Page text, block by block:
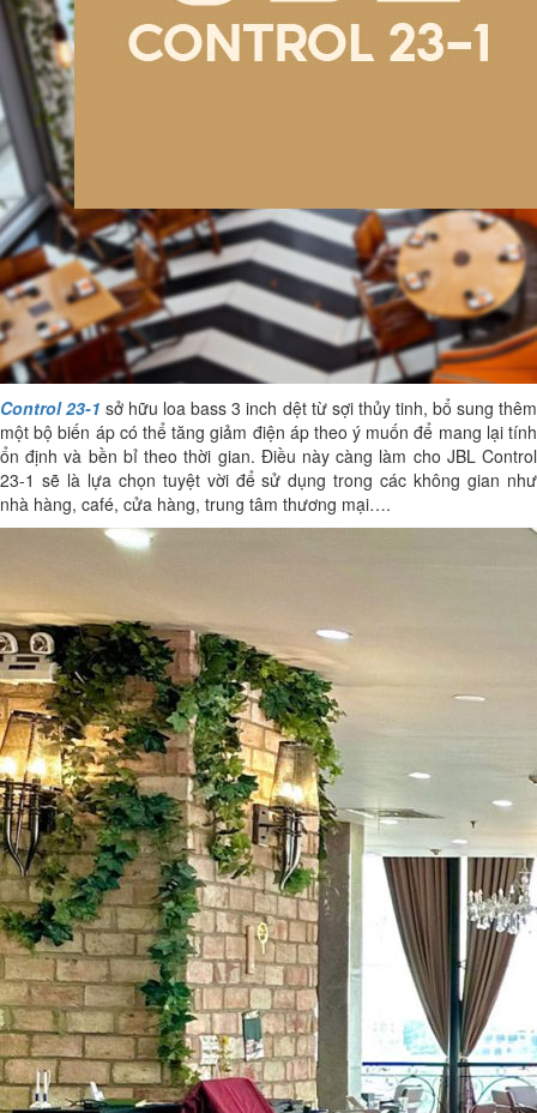
Control 23-1 sở hữu loa bass 3 inch dệt từ sợi thủy tinh, bổ sung thêm
một bộ biến áp có thể tăng giảm điện áp theo ý muốn để mang lại tính
ổn định và bền bỉ theo thời gian. Điều này càng làm cho JBL Control
23-1 sẽ là lựa chọn tuyệt vời để sử dụng trong các không gian như
nhà hàng, café, cửa hàng, trung tâm thương mại….